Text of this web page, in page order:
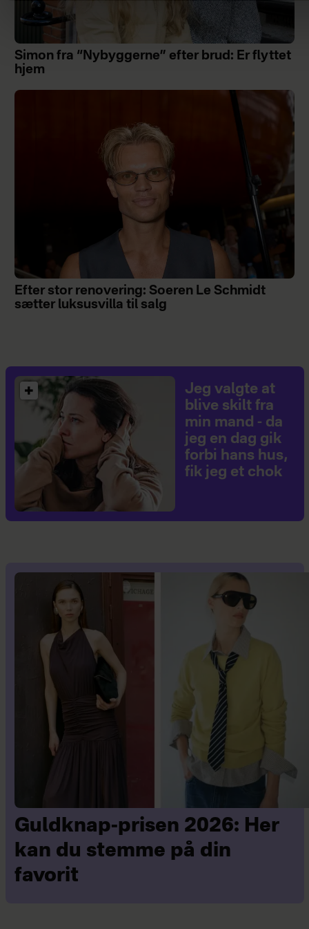
Simon fra “Nybyggerne” efter brud: Er flyttet
hjem
Efter stor renovering: Soeren Le Schmidt
sætter luksusvilla til salg
Jeg valgte at
blive skilt fra
min mand - da
jeg en dag gik
forbi hans hus,
fik jeg et chok
Guldknap-prisen 2026: Her
kan du stemme på din
favorit